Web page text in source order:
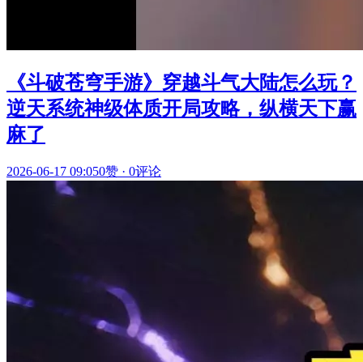
《斗破苍穹手游》穿越斗气大陆怎么玩？
逆天系统神级体质开局攻略，纵横天下赢
麻了
2026-06-17 09:050赞 · 0评论